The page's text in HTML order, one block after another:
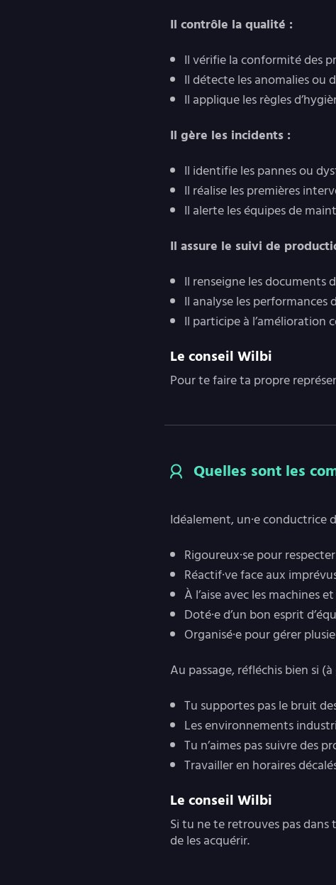
Il contrôle la qualité :
Il vérifie la conformité des
Il détecte les anomalies ou
Il applique les règles
Il gère les incidents :
Il identifie les pannes ou
Il réalise les premières
Il alerte les équipes de
Il assure le suivi de
Il renseigne les documents
Il analyse les performances
Il participe à l’amélioration
Le conseil Wilbi
Pour te faire ta propre
Quelles sont les
Idéalement, un·e
Rigoureux·se pour
Réactif·ve face aux
À l’aise avec les machines
Doté·e d’un bon esprit
Organisé·e pour gérer
Au passage, réfléchis bien si
Tu supportes pas le bruit
Les environnements
Tu n’aimes pas suivre des
Travailler en horaires
Le conseil Wilbi
Si tu ne te retrouves pas dans
de les acquérir.